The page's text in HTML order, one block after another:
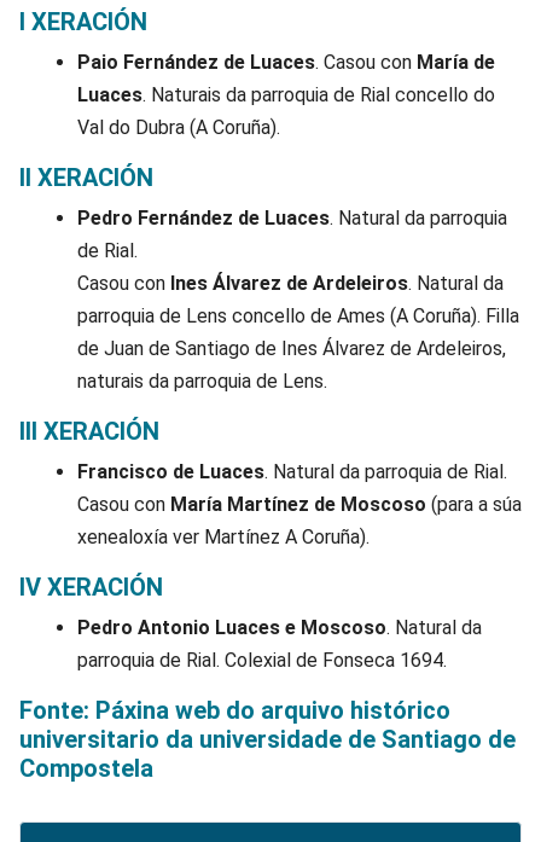
I XERACIÓN
Paio Fernández de Luaces. Casou con María de
Luaces. Naturais da parroquia de Rial concello do
Val do Dubra (A Coruña).
II XERACIÓN
Pedro Fernández de Luaces. Natural da parroquia
de Rial.
Casou con Ines Álvarez de Ardeleiros. Natural da
parroquia de Lens concello de Ames (A Coruña). Filla
de Juan de Santiago de Ines Álvarez de Ardeleiros,
naturais da parroquia de Lens.
III XERACIÓN
Francisco de Luaces. Natural da parroquia de Rial.
Casou con María Martínez de Moscoso (para a súa
xenealoxía ver Martínez A Coruña).
IV XERACIÓN
Pedro Antonio Luaces e Moscoso. Natural da
parroquia de Rial. Colexial de Fonseca 1694.
Fonte: Páxina web do arquivo histórico
universitario da universidade de Santiago de
Compostela